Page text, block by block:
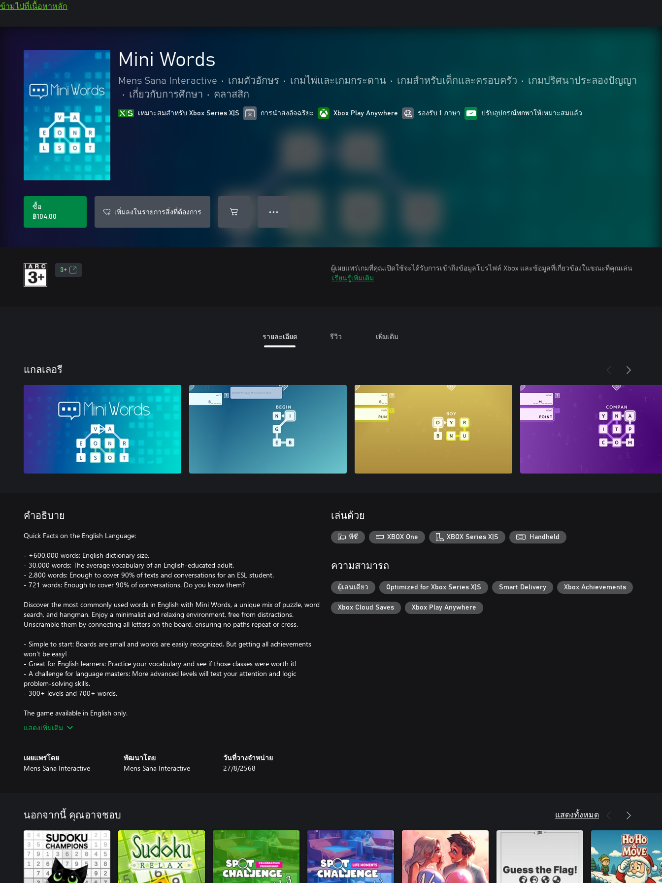
ข้ามไปที่เนื้อหาหลัก
Mini Words
Mens Sana Interactive • เกมตัวอักษร • เกมไพ่และเกมกระดาน • เกมสำหรับเด็กและครอบครัว • เกมปริศนาประลองปัญญา
• เกี่ยวกับการศึกษา • คลาสสิก
เหมาะสมสําหรับ Xbox Series X|S การนำส่งอัจฉริยะ Xbox Play Anywhere รองรับ 1 ภาษา ปรับอุปกรณ์พกพาให้เหมาะสมแล้ว
ซื้อ
฿104.00
เพิ่มลงในรายการสิ่งที่ต้องการ ● ● ●
3+
ผู้เผยแพร่เกมที่คุณเปิดใช้จะได้รับการเข้าถึงข้อมูลโปรไฟล์ Xbox และข้อมูลที่เกี่ยวข้องในขณะที่คุณเล่น
เรียนรู้เพิ่มเติม
รายละเอียด รีวิว เพิ่มเติม
แกลเลอรี
คำอธิบาย
Quick Facts on the English Language:
- +600,000 words: English dictionary size.
- 30,000 words: The average vocabulary of an English-educated adult.
- 2,800 words: Enough to cover 90% of texts and conversations for an ESL student.
- 721 words: Enough to cover 90% of conversations. Do you know them?
Discover the most commonly used words in English with Mini Words, a unique mix of puzzle, word
search, and hangman. Enjoy a minimalist and relaxing environment, free from distractions.
Unscramble them by connecting all letters on the board, ensuring no paths repeat or cross.
- Simple to start: Boards are small and words are easily recognized. But getting all achievements
won't be easy!
- Great for English learners: Practice your vocabulary and see if those classes were worth it!
- A challenge for language masters: More advanced levels will test your attention and logic
problem-solving skills.
- 300+ levels and 700+ words.
The game available in English only.
แสดงเพิ่มเติม
เผยแพร่โดย
Mens Sana Interactive
พัฒนาโดย
Mens Sana Interactive
วันที่วางจำหน่าย
27/8/2568
เล่นด้วย
พีซี XBOX One XBOX Series X|S Handheld
ความสามารถ
ผู้เล่นเดียว Optimized for Xbox Series X|S Smart Delivery Xbox Achievements
Xbox Cloud Saves Xbox Play Anywhere
นอกจากนี้ คุณอาจชอบ แสดงทั้งหมด